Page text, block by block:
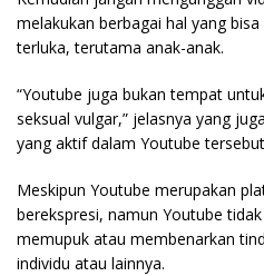
melakukan berbagai hal yang
terluka, terutama anak-anak.
“Youtube juga bukan tempat
seksual vulgar,” jelasnya yang
yang aktif dalam Youtube
Meskipun Youtube merupakan
berekspresi, namun Youtube
memupuk atau membenarkan
individu atau lainnya.